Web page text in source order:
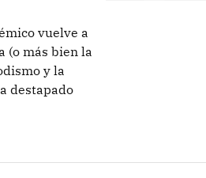
vuelve a
(o más bien la
y la
destapado